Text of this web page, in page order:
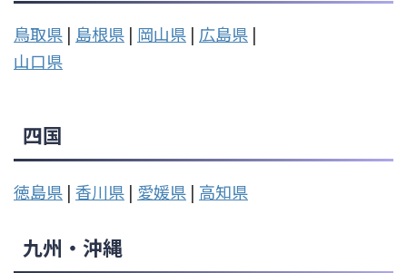
鳥取県 | 島根県 | 岡山県 | 広島県 |
山口県
四国
徳島県 | 香川県 | 愛媛県 | 高知県
九州・沖縄